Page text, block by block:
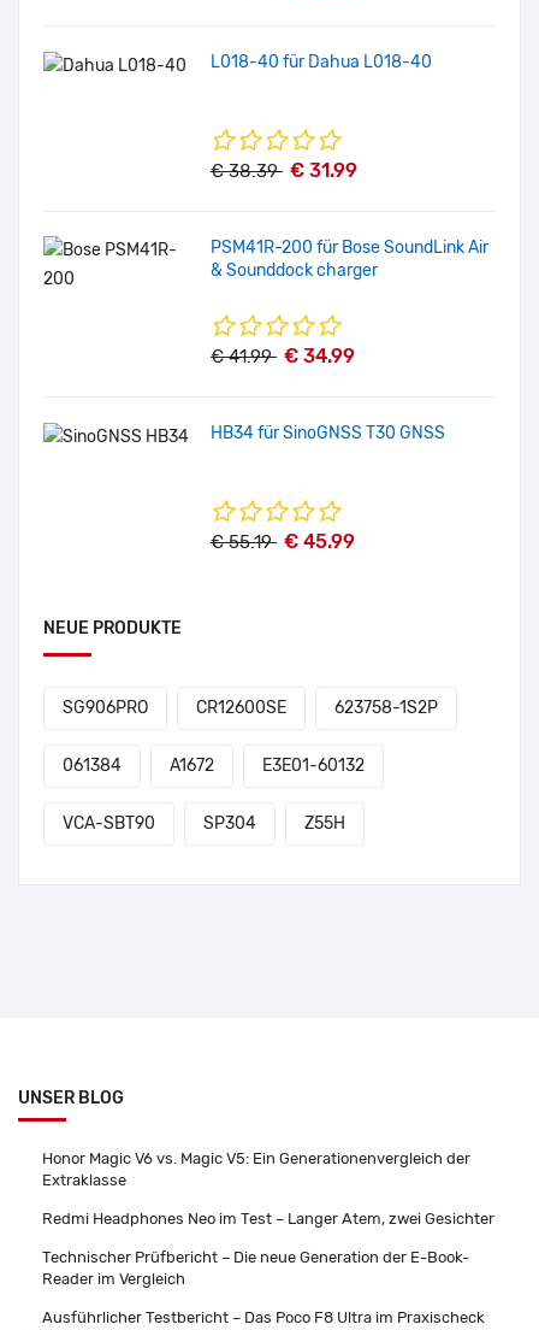
L018-40 für Dahua L018-40
€ 38.39 € 31.99
PSM41R-200 für Bose SoundLink Air
& Sounddock charger
€ 41.99 € 34.99
HB34 für SinoGNSS T30 GNSS
€ 55.19 € 45.99
NEUE PRODUKTE
SG906PRO CR12600SE 623758-1S2P
061384 A1672 E3E01-60132
VCA-SBT90 SP304 Z55H
UNSER BLOG
Honor Magic V6 vs. Magic V5: Ein Generationenvergleich der
Extraklasse
Redmi Headphones Neo im Test – Langer Atem, zwei Gesichter
Technischer Prüfbericht – Die neue Generation der E-Book-
Reader im Vergleich
Ausführlicher Testbericht – Das Poco F8 Ultra im Praxischeck